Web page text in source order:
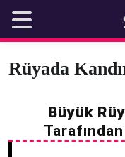
content
Rüyada
Büyük
Tarafından